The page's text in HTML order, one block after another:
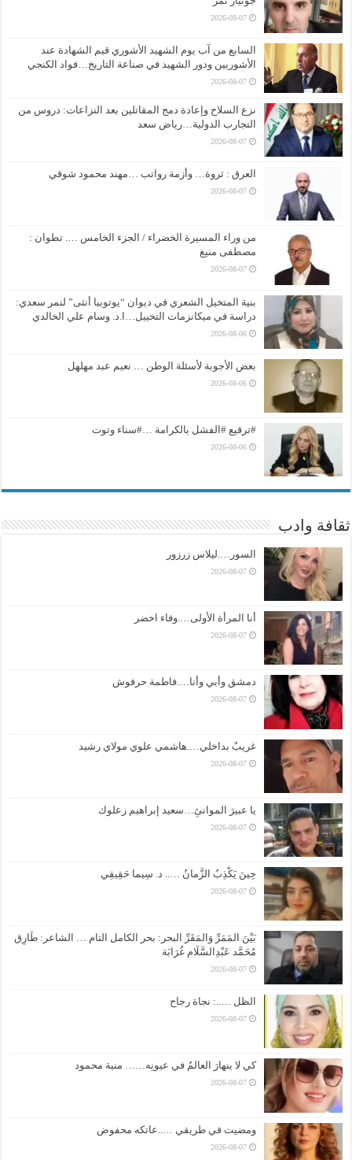
2026-08-07
السابع من آب يوم الشهيد الأشوري قيم الشهادة عند
الأشوريين ودور الشهيد في صناعة التاريخ…فواد الكنجي
2026-08-07
نزع السلاح وإعادة دمج المقاتلين بعد النزاعات: دروس من
التجارب الدولية…رياض سعد
2026-08-07
العرق : ثروة… وأزمة رواتب …مهند محمود شوقي
2026-08-07
من وراء المسيرة الخضراء / الجزء الخامس …. تطوان :
مصطفى منيغ
2026-08-07
بنية المتخيل الشعري في ديوان “يوتوبيا أنثى” لنمر سعدي:
دراسة في ميكانزمات التخييل…ا.د. وسام علي الخالدي
2026-08-06
بعض الأجوبة لأسئلة الوطن … نعيم عبد مهلهل
2026-08-06
#ترقيع #الفشل بالكرامة …#سناء وتوت
2026-08-06
ثقافة وادب
السور….ليلاس زرزور
2026-08-07
أنا المرأة الأولى….وفاء اخضر
2026-08-07
دمشق وأبي وأنا….فاطمة حرفوش
2026-08-07
غريبٌ بداخلي….هاشمي علوي مولاي رشيد
2026-08-07
يا عبيرَ الموانئِ…سعيد إبراهيم زعلوك
2026-08-07
حِينَ يَكْذِبُ الزَّمانُ ….. د. سِيما حَقِيقِي
2026-08-07
بَيْنَ المَمَرِّ وَالمَقَرِّ البحر: بحر الكامل التام … الشاعر: طَارِق
مُحَمَّد عَبْدِالسَّلَام غُرَابَة
2026-08-07
الظل …..: نجاة رجاح
2026-08-07
كي لا ينهارَ العالمُ في عيونِه…… منية محمود
2026-08-07
ومضيت في طريقي …..عاتكه محفوض
2026-08-07